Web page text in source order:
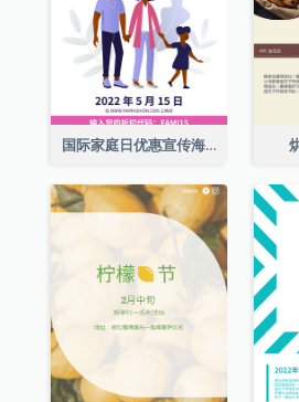
国际家庭日优惠宣传海报